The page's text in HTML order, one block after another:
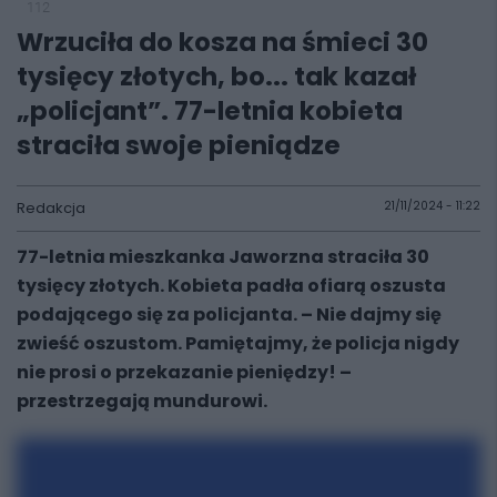
Wrzuciła do kosza na śmieci 30
tysięcy złotych, bo... tak kazał
„policjant”. 77-letnia kobieta
straciła swoje pieniądze
Redakcja 21/11/2024 - 11:22
77-letnia mieszkanka Jaworzna straciła 30
tysięcy złotych. Kobieta padła ofiarą oszusta
podającego się za policjanta. – Nie dajmy się
zwieść oszustom. Pamiętajmy, że policja nigdy
nie prosi o przekazanie pieniędzy! –
przestrzegają mundurowi.